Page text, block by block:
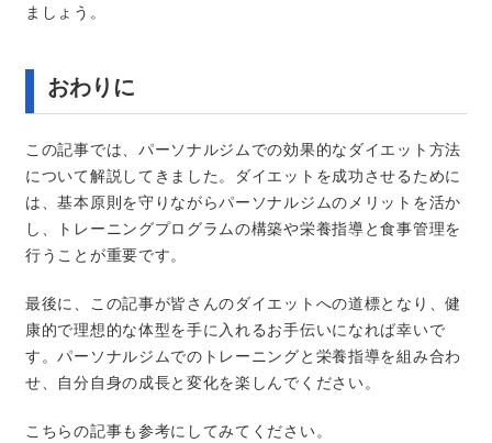
ましょう。
おわりに
この記事では、パーソナルジムでの効果的なダイエット方法
について解説してきました。ダイエットを成功させるために
は、基本原則を守りながらパーソナルジムのメリットを活か
し、トレーニングプログラムの構築や栄養指導と食事管理を
行うことが重要です。
最後に、この記事が皆さんのダイエットへの道標となり、健
康的で理想的な体型を手に入れるお手伝いになれば幸いで
す。パーソナルジムでのトレーニングと栄養指導を組み合わ
せ、自分自身の成長と変化を楽しんでください。
こちらの記事も参考にしてみてください。